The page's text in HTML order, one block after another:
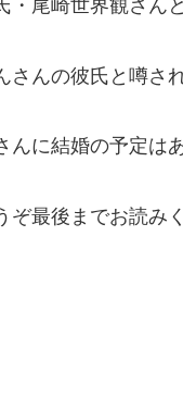
・尾崎世界観さん
さんの彼氏と噂さ
んに結婚の予定は
最後までお読み